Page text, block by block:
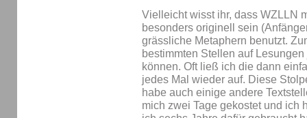
Vielleicht wisst ihr, dass WZLLN
besonders originell sein
grässliche Metaphern benutzt.
bestimmten Stellen auf
können. Oft ließ ich die dann
jedes Mal wieder auf. Diese
habe auch einige andere
mich zwei Tage gekostet und ich